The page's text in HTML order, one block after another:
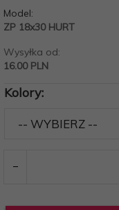
Model:
ZP 18x30 HURT
Wysyłka od:
16.00 PLN
Kolory: